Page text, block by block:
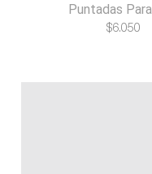
Puntadas
$6.050